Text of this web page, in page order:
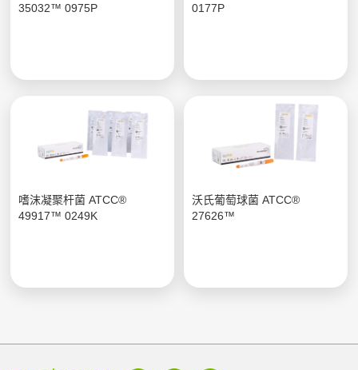
35032™ 0975P
0177P
嗜沫凝聚杆菌 ATCC®
49917™ 0249K
沃氏葡萄球菌 ATCC®
27626™